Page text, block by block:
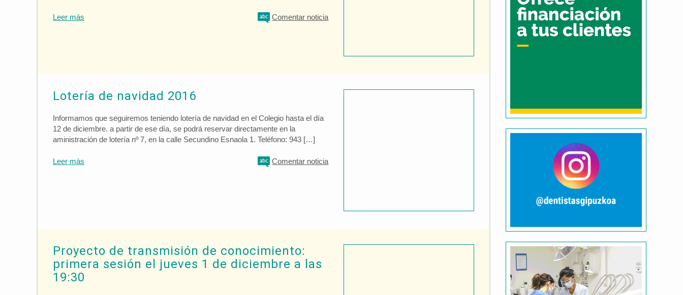
Leer más Comentar noticia
Lotería de navidad 2016
Informamos que seguiremos teniendo lotería de navidad en el Colegio hasta el día
12 de diciembre. a partir de ese día, se podrá reservar directamente en la
aministración de lotería nº 7, en la calle Secundino Esnaola 1. Teléfono: 943 […]
Leer más Comentar noticia
Proyecto de transmisión de conocimiento:
primera sesión el jueves 1 de diciembre a las
19:30